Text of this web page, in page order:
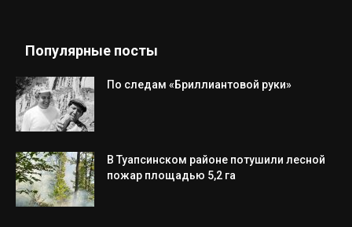
Популярные посты
По следам «Бриллиантовой руки»
В Туапсинском районе потушили лесной
пожар площадью 5,2 га